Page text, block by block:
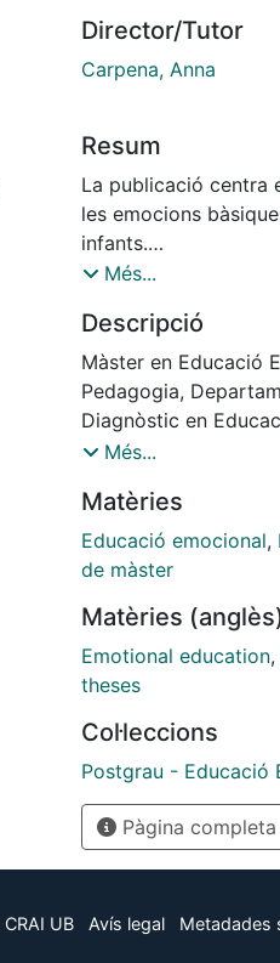
Director/Tutor
Carpena, Anna
Resum
La publicació centra
les emocions
infants.
A partir d’un marc
per a que puguin
manera positiva per
benestar personal i
Més...
Descripció
Màster en Educació
Pedagogia,
Diagnòstic en
2012-2013
Més...
Matèries
Educació emocional,
de màster
Matèries
Emotional education,
theses
Col·leccions
Postgrau - Educació
Pàgina
CRAI UB Avís legal Metadades